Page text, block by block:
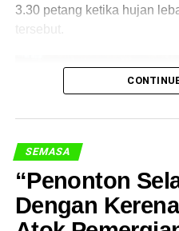
Masjid Dicuri
kecewa terhadap kejadian
menghormati kesucian
Ada yang menyifatkan
membimbangkan, malah
dengan kemerosotan nilai
muda.
3.30 petang ketika hujan
tersebut.
SEMASA
“Penonton
Dengan